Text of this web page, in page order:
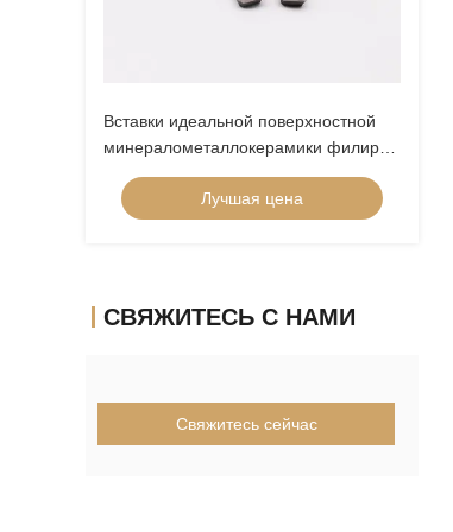
Вставки идеальной поверхностной
минералометаллокерамики филируя
для стального заканчивая
APMT1135PDER-H2
Лучшая цена
СВЯЖИТЕСЬ С НАМИ
Свяжитесь сейчас